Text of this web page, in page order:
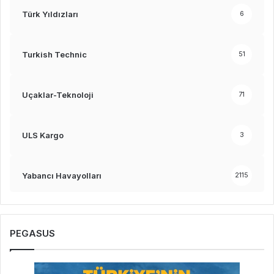
Türk Yıldızları 6
Turkish Technic 51
Uçaklar-Teknoloji 71
ULS Kargo 3
Yabancı Havayolları 2115
PEGASUS